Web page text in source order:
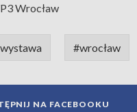
Wrocław
#wrocław
NA FACEBOOKU